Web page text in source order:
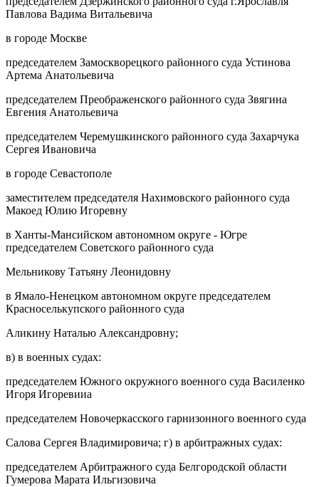
Павлова Вадима Витальевича
в городе Москве
председателем Замоскворецкого районного суда Устинова
Артема Анатольевича
председателем Преображенского районного суда Звягина
Евгения Анатольевича
председателем Черемушкинского районного суда Захарчука
Сергея Ивановича
в городе Севастополе
заместителем председателя Нахимовского районного суда
Макоед Юлию Игоревну
в Ханты-Мансийском автономном округе - Югре
председателем Советского районного суда
Мельникову Татьяну Леонидовну
в Ямало-Ненецком автономном округе председателем
Красноселькупского районного суда
Аликину Наталью Александровну;
в) в военных судах:
председателем Южного окружного военного суда Василенко
Игоря Игоревииа
председателем Новочеркасского гарнизонного военного суда
Салова Сергея Владимировича; г) в арбитражных судах:
председателем Арбитражного суда Белгородской области
Гумерова Марата Ильгизовича